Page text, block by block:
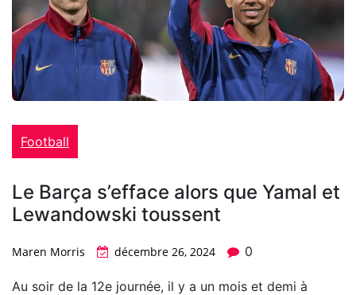
Football
Le Barça s’efface alors que Yamal et
Lewandowski toussent
Maren Morris décembre 26, 2024 0
Au soir de la 12e journée, il y a un mois et demi à